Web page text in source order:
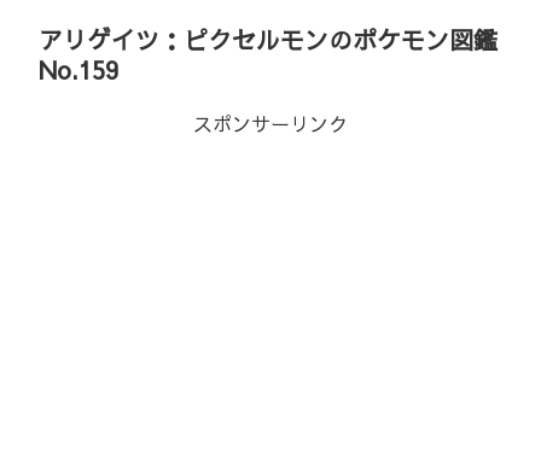
アリゲイツ：ピクセルモンのポケモン図鑑
No.159
スポンサーリンク